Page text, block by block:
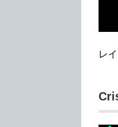
レ